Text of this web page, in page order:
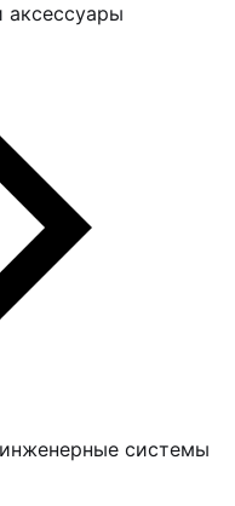
аксессуары
системы